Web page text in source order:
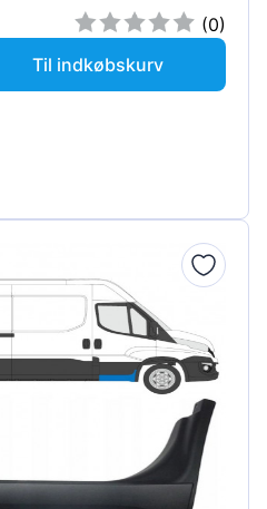
(0)
Til indkøbskurv